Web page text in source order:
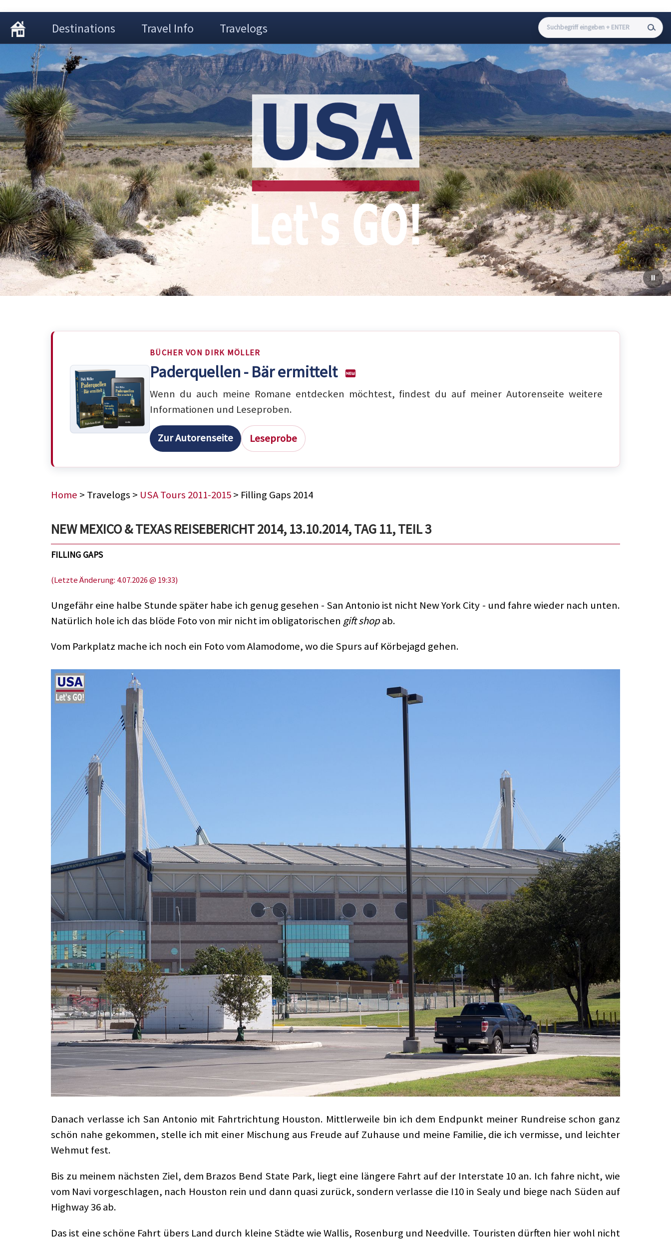
Destinations Travel Info Travelogs
BÜCHER VON DIRK MÖLLER
Paderquellen - Bär ermittelt
Wenn du auch meine Romane entdecken möchtest, findest du auf meiner Autorenseite weitere
Informationen und Leseproben.
Zur Autorenseite Leseprobe
Home > Travelogs > USA Tours 2011-2015> Filling Gaps 2014
NEW MEXICO & TEXAS REISEBERICHT 2014, 13.10.2014, TAG 11, TEIL 3
FILLING GAPS
(Letzte Änderung: 4.07.2026 @ 19:33)
Ungefähr eine halbe Stunde später habe ich genug gesehen - San Antonio ist nicht New York City - und fahre wieder nach unten.
Natürlich hole ich das blöde Foto von mir nicht im obligatorischen gift shopab.
Vom Parkplatz mache ich noch ein Foto vom Alamodome, wo die Spurs auf Körbejagd gehen.
Danach verlasse ich San Antonio mit Fahrtrichtung Houston. Mittlerweile bin ich dem Endpunkt meiner Rundreise schon ganz
schön nahe gekommen, stelle ich mit einer Mischung aus Freude auf Zuhause und meine Familie, die ich vermisse, und leichter
Wehmut fest.
Bis zu meinem nächsten Ziel, dem Brazos Bend State Park, liegt eine längere Fahrt auf der Interstate 10 an. Ich fahre nicht, wie
vom Navi vorgeschlagen, nach Houston rein und dann quasi zurück, sondern verlasse die I10 in Sealy und biege nach Süden auf
Highway 36 ab.
Das ist eine schöne Fahrt übers Land durch kleine Städte wie Wallis, Rosenburg und Needville. Touristen dürften hier wohl nicht